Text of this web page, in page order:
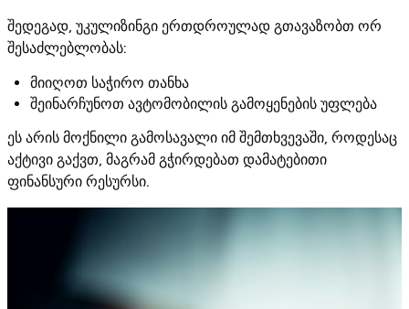
შედეგად, უკულიზინგი ერთდროულად გთავაზობთ ორ
შესაძლებლობას:
მიიღოთ საჭირო თანხა
შეინარჩუნოთ ავტომობილის გამოყენების უფლება
ეს არის მოქნილი გამოსავალი იმ შემთხვევაში, როდესაც
აქტივი გაქვთ, მაგრამ გჭირდებათ დამატებითი
ფინანსური რესურსი.